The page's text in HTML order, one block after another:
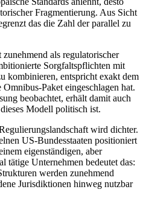
Fragmentierung. Aus Sicht
das die Zahl der parallel zu
als regulatorischer
Sorgfaltspflichten mit
kombinieren, entspricht exakt dem
Paket eingeschlagen hat.
beobachtet, erhält damit auch
Modell politisch ist.
wird dichter.
US-Bundesstaaten positioniert
eigenständigen, aber
tätige Unternehmen bedeutet das:
werden zunehmend
Jurisdiktionen hinweg nutzbar